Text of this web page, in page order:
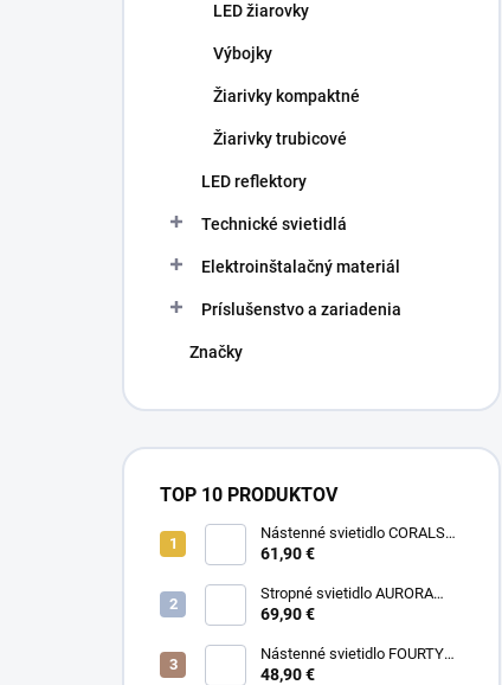
LED žiarovky
Výbojky
Žiarivky kompaktné
Žiarivky trubicové
LED reflektory
Technické svietidlá
Elektroinštalačný materiál
Príslušenstvo a zariadenia
Značky
TOP 10 PRODUKTOV
Nástenné svietidlo CORALS
11977
61,90 €
Stropné svietidlo AURORA
11971
69,90 €
Nástenné svietidlo FOURTY
WALL S 10888
48,90 €